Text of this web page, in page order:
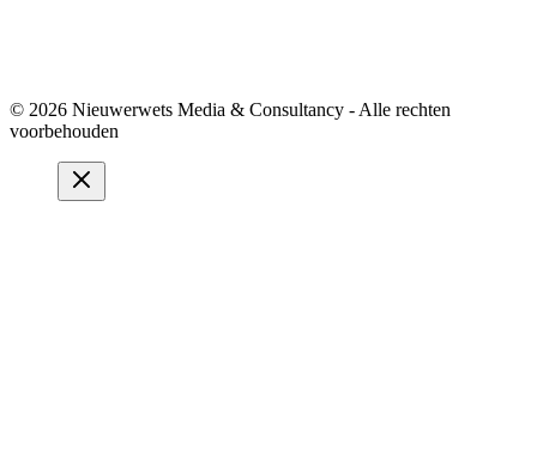
© 2026 Nieuwerwets Media & Consultancy - Alle rechten
voorbehouden